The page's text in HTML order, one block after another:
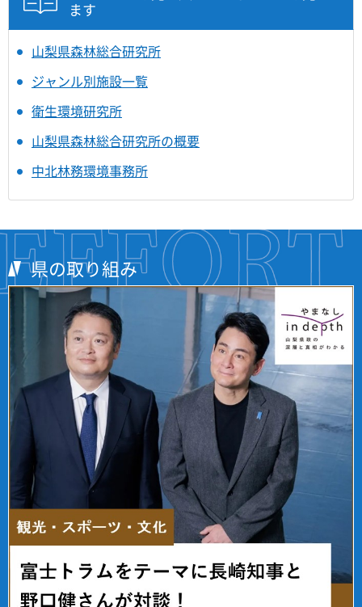
ます
山梨県森林総合研究所
ジャンル別施設一覧
衛生環境研究所
山梨県森林総合研究所の概要
中北林務環境事務所
県の取り組み